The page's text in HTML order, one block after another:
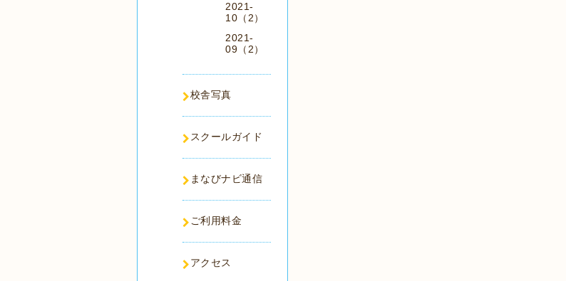
2021-
10（2）
2021-
09（2）
校舎写真
スクールガイド
まなびナビ通信
ご利用料金
アクセス